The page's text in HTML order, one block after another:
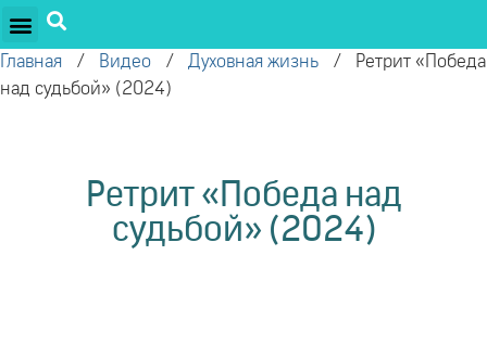
Главная / Видео / Духовная жизнь /
Ретрит «Победа
над судьбой» (2024)
Ретрит «Победа над
судьбой» (2024)